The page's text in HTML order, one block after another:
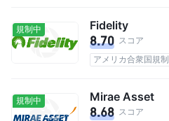
規制中 Fidelity
8.70 スコア
アメリカ合衆国規制
規制中 Mirae Asset
8.68 スコア